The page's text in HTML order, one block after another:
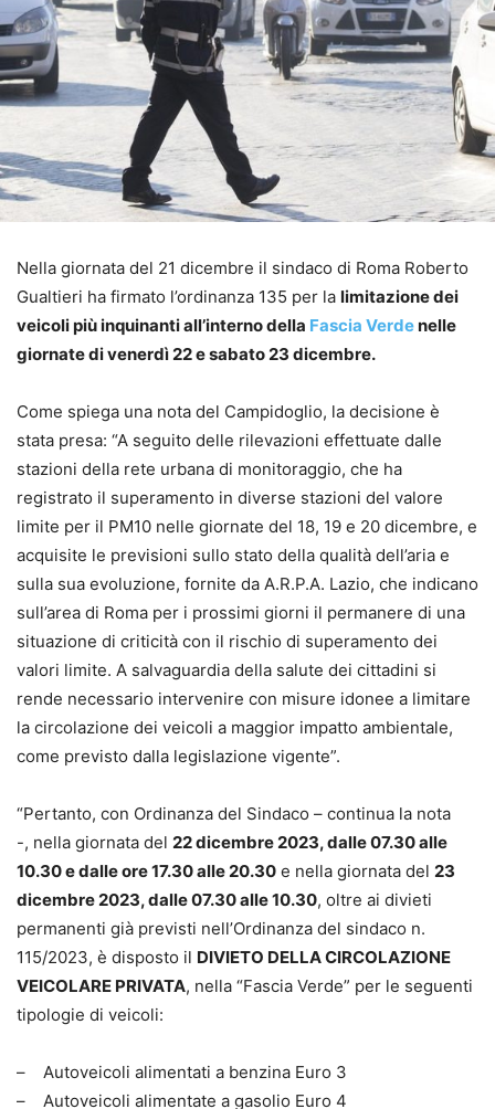
Nella giornata del 21 dicembre il sindaco di Roma Roberto
Gualtieri ha firmato l’ordinanza 135 per la limitazione dei
veicoli più inquinanti all’interno della Fascia Verdenelle
giornate di venerdì 22 e sabato 23 dicembre.
Come spiega una nota del Campidoglio, la decisione è
stata presa: “A seguito delle rilevazioni effettuate dalle
stazioni della rete urbana di monitoraggio, che ha
registrato il superamento in diverse stazioni del valore
limite per il PM10 nelle giornate del 18, 19 e 20 dicembre, e
acquisite le previsioni sullo stato della qualità dell’aria e
sulla sua evoluzione, fornite da A.R.P.A. Lazio, che indicano
sull’area di Roma per i prossimi giorni il permanere di una
situazione di criticità con il rischio di superamento dei
valori limite. A salvaguardia della salute dei cittadini si
rende necessario intervenire con misure idonee a limitare
la circolazione dei veicoli a maggior impatto ambientale,
come previsto dalla legislazione vigente”.
“Pertanto, con Ordinanza del Sindaco – continua la nota
-, nella giornata del 22 dicembre 2023, dalle 07.30 alle
10.30 e dalle ore 17.30 alle 20.30 e nella giornata del 23
dicembre 2023, dalle 07.30 alle 10.30, oltre ai divieti
permanenti già previsti nell’Ordinanza del sindaco n.
115/2023, è disposto il DIVIETO DELLA CIRCOLAZIONE
VEICOLARE PRIVATA, nella “Fascia Verde” per le seguenti
tipologie di veicoli:
– Autoveicoli alimentati a benzina Euro 3
– Autoveicoli alimentate a gasolio Euro 4